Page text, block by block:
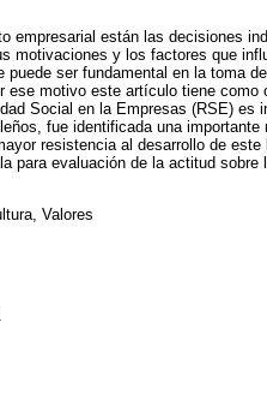
empresarial están las decisiones
motivaciones y los factores que
ser fundamental en la toma
ese motivo este artículo tiene
Social en la Empresas (RSE) es
fue identificada una
resistencia al desarrollo de
para evaluación de la actitud
Valores